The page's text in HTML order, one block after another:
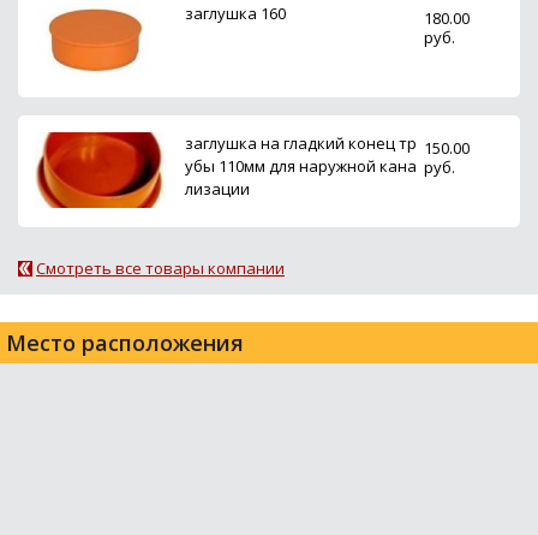
заглушка 160
180.00
руб.
заглушка на гладкий конец тр
убы 110мм для наружной кана
лизации
150.00
руб.
Смотреть все товары компании
Место расположения